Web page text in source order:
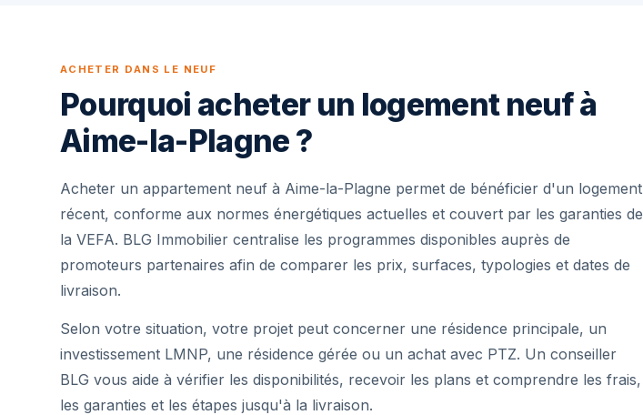
ACHETER DANS LE NEUF
Pourquoi acheter un logement neuf à
Aime-la-Plagne ?
Acheter un appartement neuf à Aime-la-Plagne permet de bénéficier d'un logement
récent, conforme aux normes énergétiques actuelles et couvert par les garanties de
la VEFA. BLG Immobilier centralise les programmes disponibles auprès de
promoteurs partenaires afin de comparer les prix, surfaces, typologies et dates de
livraison.
Selon votre situation, votre projet peut concerner une résidence principale, un
investissement LMNP, une résidence gérée ou un achat avec PTZ. Un conseiller
BLG vous aide à vérifier les disponibilités, recevoir les plans et comprendre les frais,
les garanties et les étapes jusqu'à la livraison.